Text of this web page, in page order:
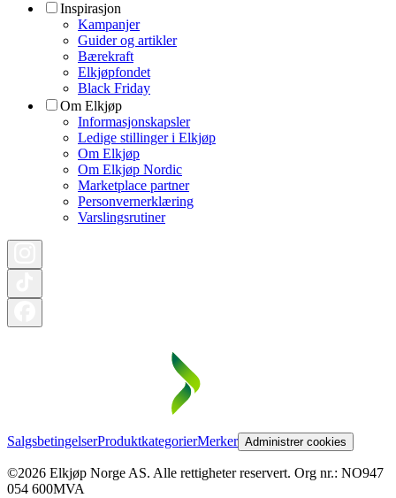
Inspirasjon
Kampanjer
Guider og artikler
Bærekraft
Elkjøpfondet
Black Friday
Om Elkjøp
Informasjonskapsler
Ledige stillinger i Elkjøp
Om Elkjøp
Om Elkjøp Nordic
Marketplace partner
Personvernerklæring
Varslingsrutiner
SalgsbetingelserProduktkategorierMerker Administrer cookies
©2026 Elkjøp Norge AS. Alle rettigheter reservert. Org nr.: NO947
054 600MVA